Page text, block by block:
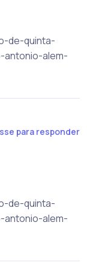
de-quinta-
alem-
para responder
de-quinta-
alem-